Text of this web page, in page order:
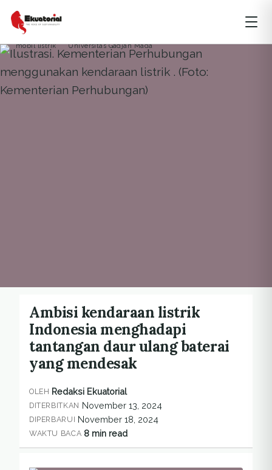
ARTIKEL
mobil listrik Universitas Gadjah Mada
Ambisi kendaraan listrik
Indonesia menghadapi
tantangan daur ulang baterai
yang mendesak
OLEH Redaksi Ekuatorial
DITERBITKAN November 13, 2024
DIPERBARUI November 18, 2024
WAKTU BACA 8 min read